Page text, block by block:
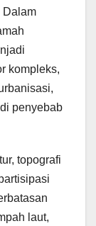
Dalam
kompleks,
penyebab
topografi
laut,